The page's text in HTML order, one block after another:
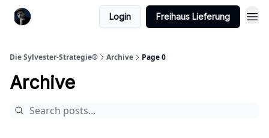
Login Freihaus Lieferung
Die Sylvester-Strategie®️ Archive Page 0
Archive